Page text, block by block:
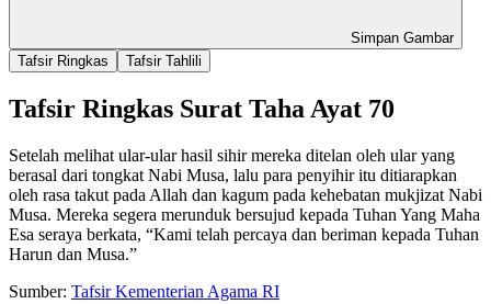
Simpan Gambar
Tafsir Ringkas
Tafsir Tahlili
Tafsir Ringkas Surat Taha Ayat 70
Setelah melihat ular-ular hasil sihir mereka ditelan oleh ular yang
berasal dari tongkat Nabi Musa, lalu para penyihir itu ditiarapkan
oleh rasa takut pada Allah dan kagum pada kehebatan mukjizat Nabi
Musa. Mereka segera merunduk bersujud kepada Tuhan Yang Maha
Esa seraya berkata, “Kami telah percaya dan beriman kepada Tuhan
Harun dan Musa.”
Sumber: Tafsir Kementerian Agama RI